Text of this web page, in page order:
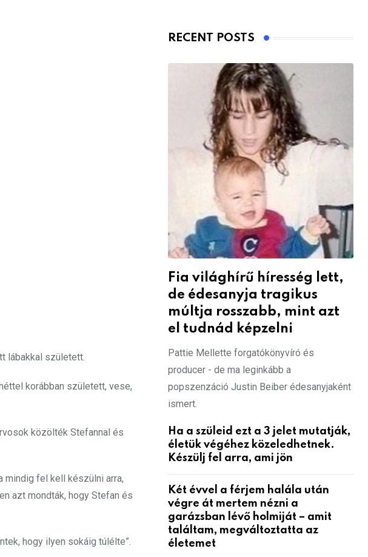
lábakkal született.
korábban született, vese,
közölték Stefannal és
mindig fel kell készülni arra,
azt mondták, hogy Stefan és
hogy ilyen sokáig túlélte”.
RECENT POSTS
Fia világhírű híresség lett,
de édesanyja tragikus
múltja rosszabb, mint azt
el tudnád képzelni
Pattie Mellette forgatókönyvíró és
producer - de ma leginkább a
popszenzáció Justin Beiber édesanyjaként
ismert.
Ha a szüleid ezt a 3 jelet mutatják,
életük végéhez közeledhetnek.
Készülj fel arra, ami jön
Két évvel a férjem halála után
végre át mertem nézni a
garázsban lévő holmiját – amit
találtam, megváltoztatta az
életemet